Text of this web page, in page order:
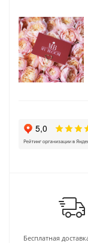
Бесплатная